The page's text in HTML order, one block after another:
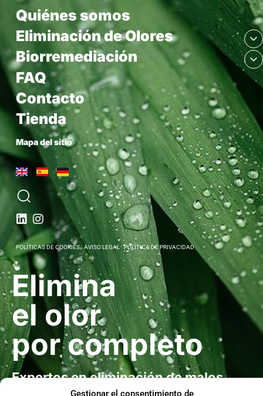
Gestionar el consentimiento de
Elimina
el olor
por completo
Expertos en eliminación de malos
Quiénes somos
Eliminación de Olores
Biorremediación
FAQ
Contacto
Tienda
Mapa del sitio
POLÍTICAS DE COOKIES AVISO LEGAL POLÍTICA DE PRIVACIDAD